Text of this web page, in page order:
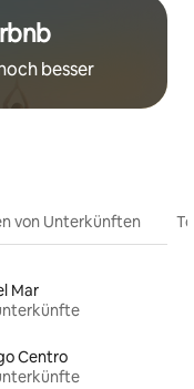
besser
von Unterkünften
Mar
Centro